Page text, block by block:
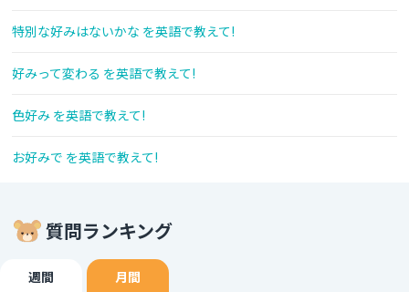
特別な好みはないかな を英語で教えて!
好みって変わる を英語で教えて!
色好み を英語で教えて!
お好みで を英語で教えて!
質問ランキング
週間 月間